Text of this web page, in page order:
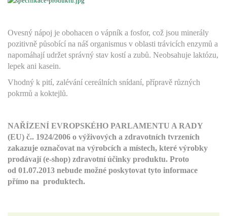
Ovesný nápoj je obohacen o vápník a fosfor, což jsou minerály
pozitivně působící na náš organismus v oblasti trávicích enzymů a
napomáhají udržet správný stav kostí a zubů. Neobsahuje laktózu,
lepek ani kasein.
Vhodný k pití, zalévání cereálních snídaní, přípravě různých
pokrmů a koktejlů.
NAŘÍZENÍ EVROPSKÉHO PARLAMENTU A RADY
(EU) č.. 1924/2006 o výživových a zdravotních tvrzeních
zakazuje označovat na výrobcích a místech, které výrobky
prodávají (e-shop) zdravotní účinky produktu. Proto
od 01.07.2013 nebude možné poskytovat tyto informace
přímo na produktech.